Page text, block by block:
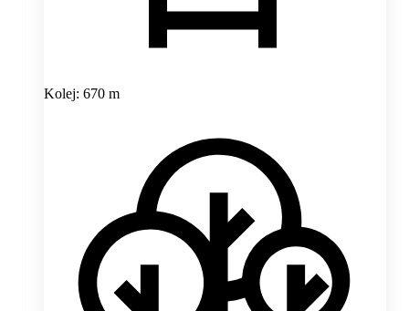
Kolej: 670 m